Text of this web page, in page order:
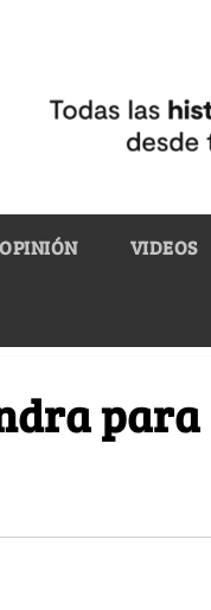
OPINIÓN VIDEOS
para